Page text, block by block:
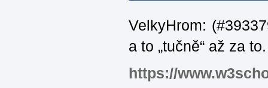
VelkyHrom:
a to „tučně“ až za
https://